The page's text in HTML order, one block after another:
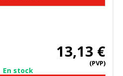
13,13 €
(PVP)
En stock